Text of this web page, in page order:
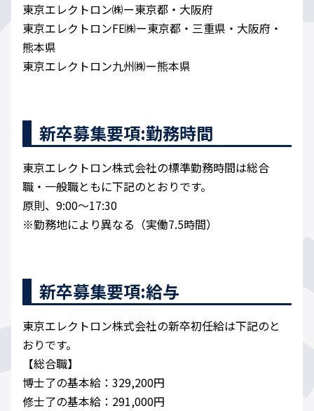
東京エレクトロン㈱ー東京都・大阪府
東京エレクトロンFE㈱ー東京都・三重県・大阪府・
熊本県
東京エレクトロン九州㈱ー熊本県
新卒募集要項:勤務時間
東京エレクトロン株式会社の標準勤務時間は総合
職・一般職ともに下記のとおりです。
原則、9:00～17:30
※勤務地により異なる（実働7.5時間）
新卒募集要項:給与
東京エレクトロン株式会社の新卒初任給は下記のと
おりです。
【総合職】
博士了の基本給：329,200円
修士了の基本給：291,000円